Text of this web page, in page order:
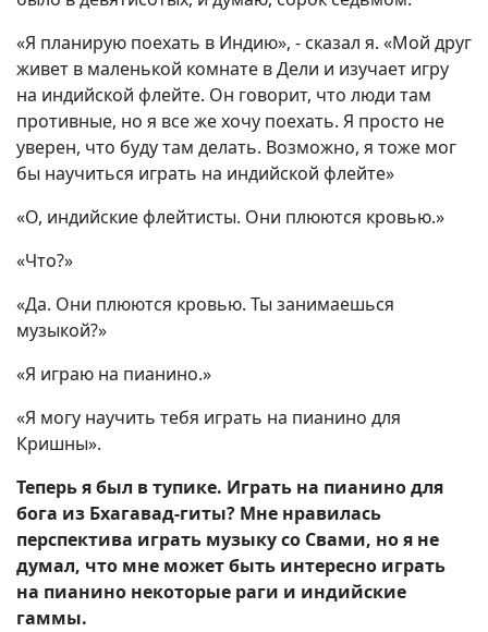
«Я планирую поехать в Индию», - сказал я. «Мой друг
живет в маленькой комнате в Дели и изучает игру
на индийской флейте. Он говорит, что люди там
противные, но я все же хочу поехать. Я просто не
уверен, что буду там делать. Возможно, я тоже мог
бы научиться играть на индийской флейте»
«О, индийские флейтисты. Они плюются кровью.»
«Что?»
«Да. Они плюются кровью. Ты занимаешься
музыкой?»
«Я играю на пианино.»
«Я могу научить тебя играть на пианино для
Кришны».
Теперь я был в тупике. Играть на пианино для
бога из Бхагавад-гиты? Мне нравилась
перспектива играть музыку со Свами, но я не
думал, что мне может быть интересно играть
на пианино некоторые раги и индийские
гаммы.